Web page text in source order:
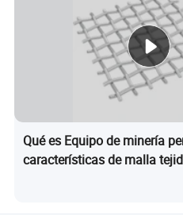
En Anping County Tuojiang
nos especializamos en la
productos de acero inoxidable,
Qué es Equipo de minería
características de malla